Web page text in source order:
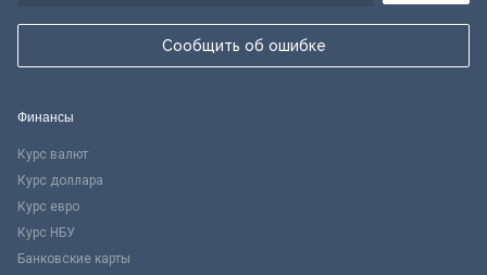
Сообщить об ошибке
Финансы
Курс валют
Курс доллара
Курс евро
Курс НБУ
Банковские карты